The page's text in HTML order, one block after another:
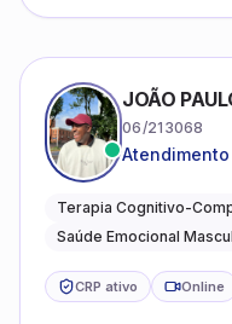
JOÃO
06/213068
Atendimento
emocional
Terapia Cognitivo-
Saúde Emocional
CRP ativo Online